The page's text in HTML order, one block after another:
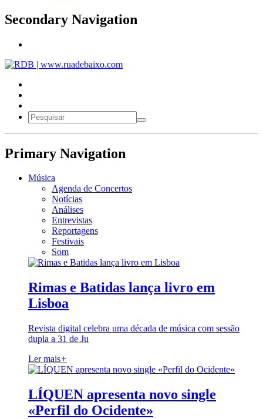
Secondary Navigation
Primary Navigation
Música
Agenda de Concertos
Notícias
Análises
Entrevistas
Reportagens
Festivais
Som
Rimas e Batidas lança livro em
Lisboa
Revista digital celebra uma década de música com sessão
dupla a 31 de Ju
Ler mais+
LÍQUEN apresenta novo single
«Perfil do Ocidente»